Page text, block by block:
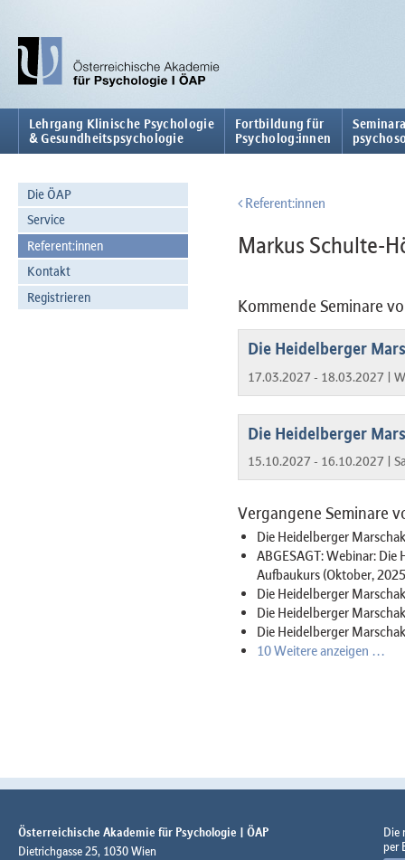
Lehrgang Klinische Psychologie
& Gesundheitspsychologie
Fortbildung für
Psycholog:innen
Die ÖAP
Service
Referent:innen
Kontakt
Registrieren
Referent:innen
Markus Schulte-
Kommende Seminare
Die Heidelberger
17.03.2027 - 18.03.2027 |
Die Heidelberger
15.10.2027 - 16.10.2027 |
Vergangene Seminare
Die Heidelberger
ABGESAGT: Webinar:
Aufbaukurs (Oktober,
Die Heidelberger
Die Heidelberger
Die Heidelberger
10 Weitere anzeigen …
Österreichische Akademie für Psychologie | ÖAP
Dietrichgasse 25, 1030 Wien
Die
per